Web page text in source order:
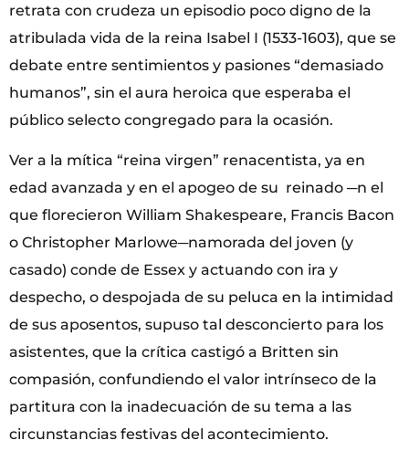
retrata con crudeza un episodio poco digno de la
atribulada vida de la reina Isabel I (1533-1603), que se
debate entre sentimientos y pasiones “demasiado
humanos”, sin el aura heroica que esperaba el
público selecto congregado para la ocasión.
Ver a la mítica “reina virgen” renacentista, ya en
edad avanzada y en el apogeo de su reinado ─n el
que florecieron William Shakespeare, Francis Bacon
o Christopher Marlowe─namorada del joven (y
casado) conde de Essex y actuando con ira y
despecho, o despojada de su peluca en la intimidad
de sus aposentos, supuso tal desconcierto para los
asistentes, que la crítica castigó a Britten sin
compasión, confundiendo el valor intrínseco de la
partitura con la inadecuación de su tema a las
circunstancias festivas del acontecimiento.